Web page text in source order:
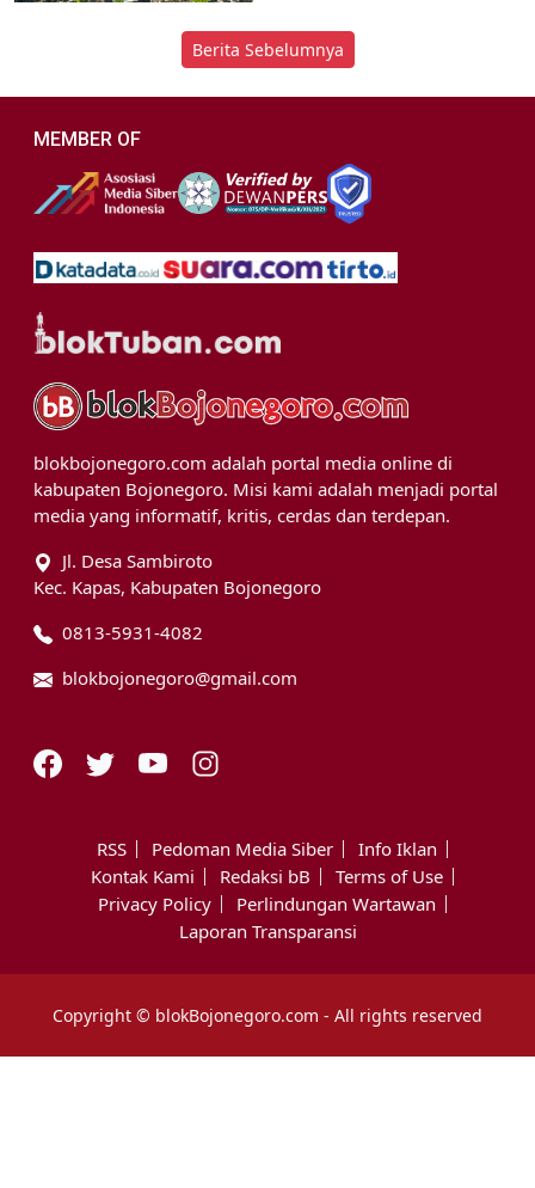
Berita Sebelumnya
MEMBER OF
blokbojonegoro.com adalah portal media online di
kabupaten Bojonegoro. Misi kami adalah menjadi portal
media yang informatif, kritis, cerdas dan terdepan.
Jl. Desa Sambiroto
Kec. Kapas, Kabupaten Bojonegoro
0813-5931-4082
blokbojonegoro@gmail.com
RSS Pedoman Media Siber
Info Iklan
Kontak Kami
Redaksi bB
Terms of Use
Privacy Policy
Perlindungan Wartawan
Laporan Transparansi
Copyright © blokBojonegoro.com - All rights reserved